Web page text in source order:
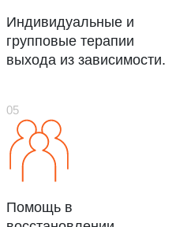
Индивидуальные и
групповые терапии
выхода из зависимости.
Помощь в